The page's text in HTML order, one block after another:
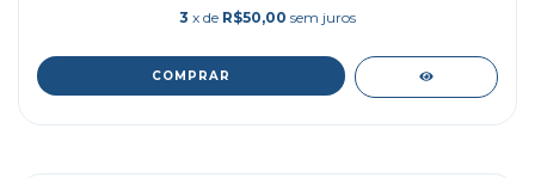
3 x de R$50,00 sem juros